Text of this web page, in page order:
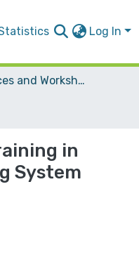
Log In
Conferences and Workshops
in
System